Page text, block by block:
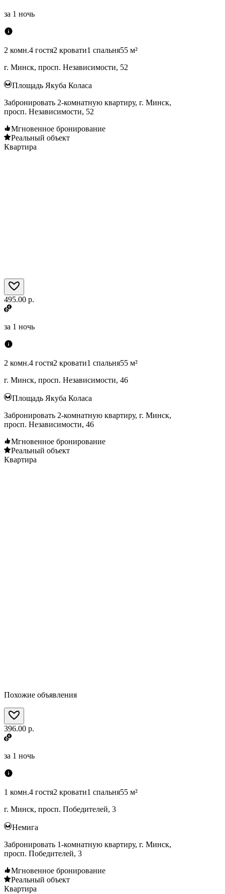
за 1 ночь
2 комн.4 гостя2 кровати1 спальня55 м²
г. Минск, просп. Независимости, 52
Площадь Якуба Коласа
Забронировать 2-комнатную квартиру, г. Минск,
просп. Независимости, 52
Мгновенное бронирование
Реальный объект
Квартира
495.00 р.
за 1 ночь
2 комн.4 гостя2 кровати1 спальня55 м²
г. Минск, просп. Независимости, 46
Площадь Якуба Коласа
Забронировать 2-комнатную квартиру, г. Минск,
просп. Независимости, 46
Мгновенное бронирование
Реальный объект
Квартира
Похожие объявления
396.00 р.
за 1 ночь
1 комн.4 гостя2 кровати1 спальня55 м²
г. Минск, просп. Победителей, 3
Немига
Забронировать 1-комнатную квартиру, г. Минск,
просп. Победителей, 3
Мгновенное бронирование
Реальный объект
Квартира